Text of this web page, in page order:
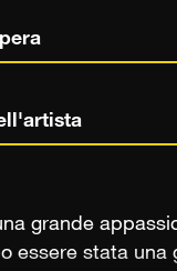
grande
essere stata una